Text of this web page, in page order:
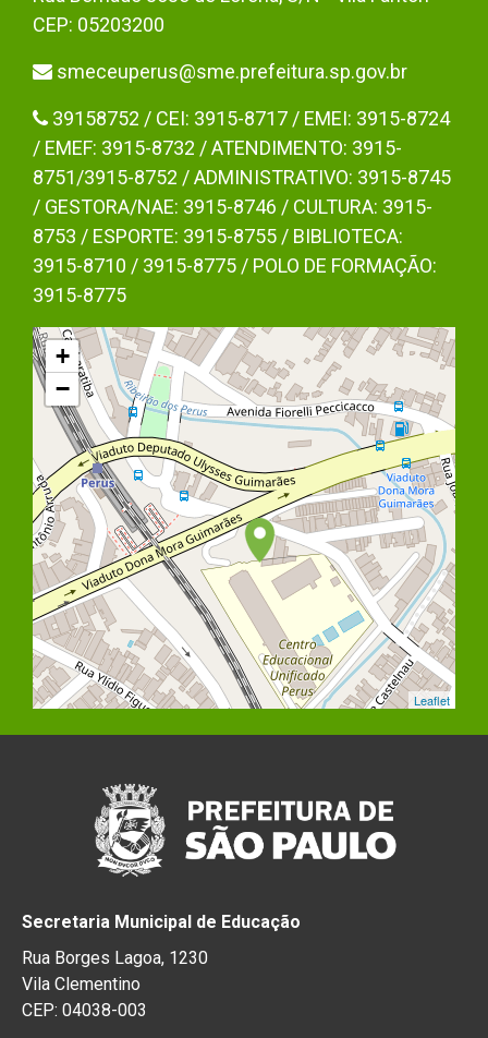
CEP: 05203200
smeceuperus@sme.prefeitura.sp.gov.br
39158752 / CEI: 3915-8717 / EMEI: 3915-8724
/ EMEF: 3915-8732 / ATENDIMENTO: 3915-
8751/3915-8752 / ADMINISTRATIVO: 3915-8745
/ GESTORA/NAE: 3915-8746 / CULTURA: 3915-
8753 / ESPORTE: 3915-8755 / BIBLIOTECA:
3915-8710 / 3915-8775 / POLO DE FORMAÇÃO:
3915-8775
+
−
Leaflet
Secretaria Municipal de Educação
Rua Borges Lagoa, 1230
Vila Clementino
CEP: 04038-003